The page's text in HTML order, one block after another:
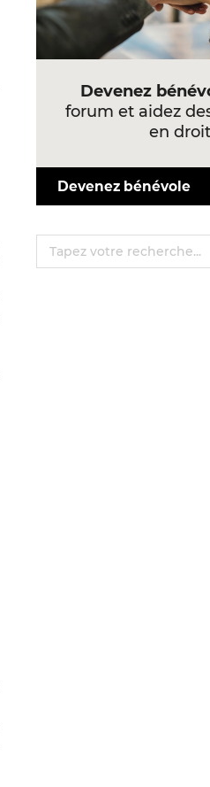
Devenez
forum et aidez
en droit
Devenez bénévole